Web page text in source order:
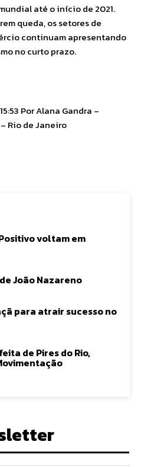
até o início de 2021.
queda, os setores de
continuam apresentando
no curto prazo.
Por Alana Gandra –
Rio de Janeiro
voltam em
João Nazareno
para atrair sucesso no
de Pires do Rio,